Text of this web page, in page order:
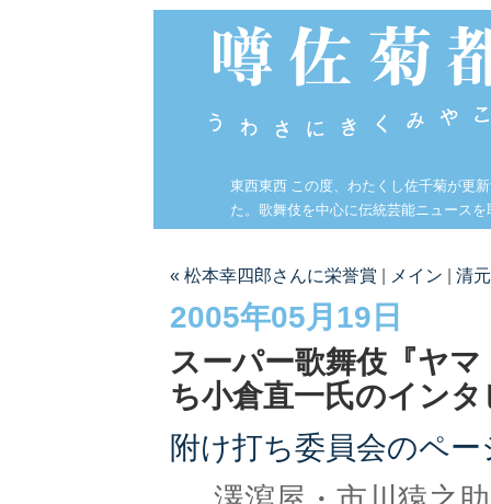
東西東西 この度、わたくし佐千菊が更
た。歌舞伎を中心に伝統芸能ニュース
« 松本幸四郎さんに栄誉賞 メイン 清
2005年05月19日
スーパー歌舞伎『ヤ
ち小倉直一氏のイン
附け打ち委員会のペ